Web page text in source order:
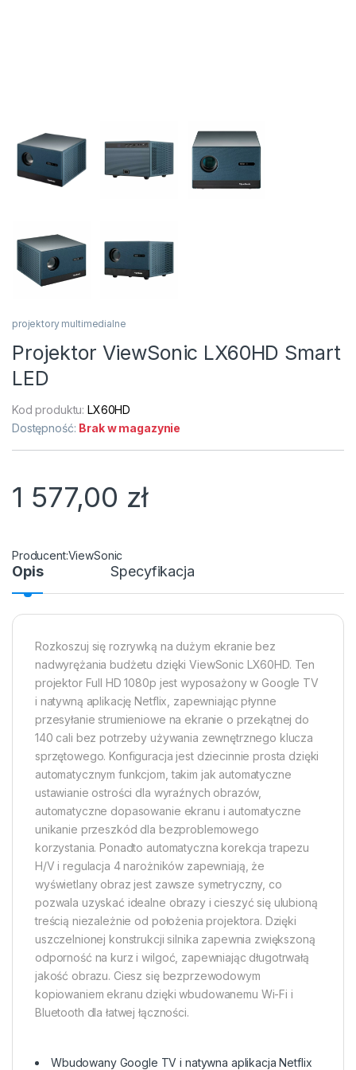
projektory multimedialne
Projektor ViewSonic LX60HD Smart
LED
Kod produktu:LX60HD
Dostępność: Brak w magazynie
1 577,00 zł
ViewSonic
Opis Specyfikacja
Rozkoszuj się rozrywką na dużym ekranie bez
nadwyrężania budżetu dzięki ViewSonic LX60HD. Ten
projektor Full HD 1080p jest wyposażony w Google TV
i natywną aplikację Netflix, zapewniając płynne
przesyłanie strumieniowe na ekranie o przekątnej do
140 cali bez potrzeby używania zewnętrznego klucza
sprzętowego. Konfiguracja jest dziecinnie prosta dzięki
automatycznym funkcjom, takim jak automatyczne
ustawianie ostrości dla wyraźnych obrazów,
automatyczne dopasowanie ekranu i automatyczne
unikanie przeszkód dla bezproblemowego
korzystania. Ponadto automatyczna korekcja trapezu
H/V i regulacja 4 narożników zapewniają, że
wyświetlany obraz jest zawsze symetryczny, co
pozwala uzyskać idealne obrazy i cieszyć się ulubioną
treścią niezależnie od położenia projektora. Dzięki
uszczelnionej konstrukcji silnika zapewnia zwiększoną
odporność na kurz i wilgoć, zapewniając długotrwałą
jakość obrazu. Ciesz się bezprzewodowym
kopiowaniem ekranu dzięki wbudowanemu Wi-Fi i
Bluetooth dla łatwej łączności.​
Wbudowany Google TV i natywna aplikacja Netflix